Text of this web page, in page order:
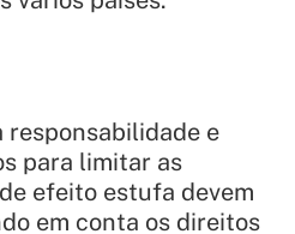
responsabilidade e
para limitar as
efeito estufa devem
em conta os direitos